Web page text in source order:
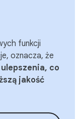
funkcji
oznacza, że
co
jakość